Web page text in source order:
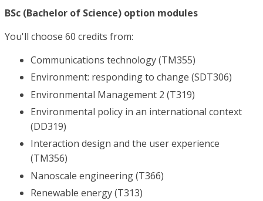
BSc (Bachelor of Science) option modules
You'll choose 60 credits from:
Communications technology (TM355)
Environment: responding to change (SDT306)
Environmental Management 2 (T319)
Environmental policy in an international context
(DD319)
Interaction design and the user experience
(TM356)
Nanoscale engineering (T366)
Renewable energy (T313)